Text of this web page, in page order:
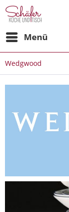
Menü
Wedgwood